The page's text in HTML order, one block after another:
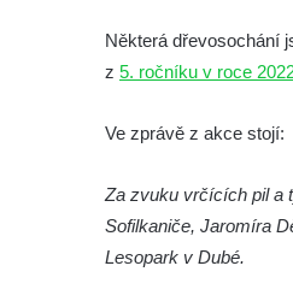
Socha Vlčice s
Socha Orlice v
Socha Kozorožec
Některá dřevosochání
z 5. ročníku v roce
Ve zprávě z akce stojí:
Za zvuku vrčících pil a
Sofilkaniče, Jaromíra
Lesopark v Dubé.